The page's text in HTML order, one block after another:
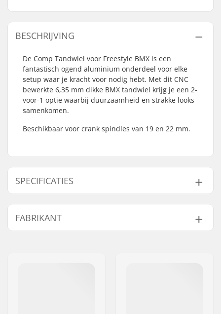
BESCHRIJVING
De Comp Tandwiel voor Freestyle BMX is een
fantastisch ogend aluminium onderdeel voor elke
setup waar je kracht voor nodig hebt. Met dit CNC
bewerkte 6,35 mm dikke BMX tandwiel krijg je een 2-
voor-1 optie waarbij duurzaamheid en strakke looks
samenkomen.
Beschikbaar voor crank spindles van 19 en 22 mm.
SPECIFICATIES
Aantal tanden:
25T
Tandwiel installatie:
Sprocket guard:
Nee
FABRIKANT